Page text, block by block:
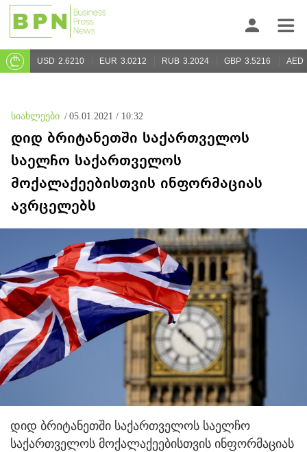
USD 2.6210 EUR 3.0212 RUB 3.2024 GBP 3.5216 AED
სიახლეები / 05.01.2021 / 10:32
დიდ ბრიტანეთში საქართველოს
საელჩო საქართველოს
მოქალაქეებისთვის ინფორმაციას
ავრცელებს
დიდ ბრიტანეთში საქართველოს საელჩო
საქართველოს მოქალაქეებისთვის ინფორმაციას